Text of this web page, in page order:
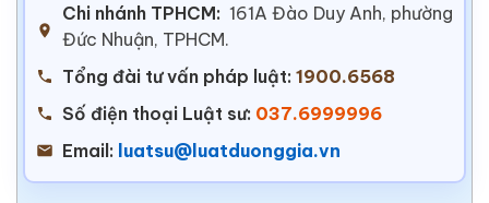
Chi nhánh TPHCM: 161A Đào Duy Anh, phường
Đức Nhuận, TPHCM.
Tổng đài tư vấn pháp luật: 1900.6568
Số điện thoại Luật sư: 037.6999996
Email: luatsu@luatduonggia.vn